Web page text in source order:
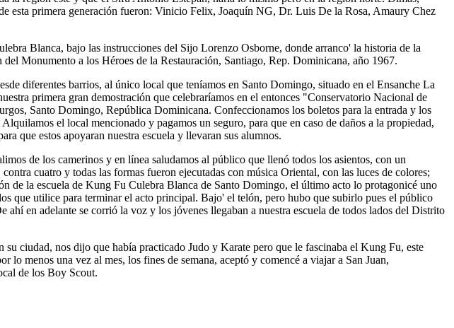
esta primera generación fueron: Vinicio Felix, Joaquín NG, Dr. Luis De la Rosa, Amaury Chez
Blanca, bajo las instrucciones del Sijo Lorenzo Osborne, donde arranco' la historia de la
Monumento a los Héroes de la Restauración, Santiago, Rep. Dominicana, año 1967.
diferentes barrios, al único local que teníamos en Santo Domingo, situado en el Ensanche La
primera gran demostración que celebraríamos en el entonces "Conservatorio Nacional de
Santo Domingo, República Dominicana. Confeccionamos los boletos para la entrada y los
el local mencionado y pagamos un seguro, para que en caso de daños a la propiedad,
que estos apoyaran nuestra escuela y llevaran sus alumnos.
de los camerinos y en línea saludamos al público que llenó todos los asientos, con un
cuatro y todas las formas fueron ejecutadas con música Oriental, con las luces de colores;
de la escuela de Kung Fu Culebra Blanca de Santo Domingo, el último acto lo protagonicé uno
que utilice para terminar el acto principal. Bajo' el telón, pero hubo que subirlo pues el público
en adelante se corrió la voz y los jóvenes llegaban a nuestra escuela de todos lados del Distrito
ciudad, nos dijo que había practicado Judo y Karate pero que le fascinaba el Kung Fu, este
menos una vez al mes, los fines de semana, aceptó y comencé a viajar a San Juan,
de los Boy Scout.